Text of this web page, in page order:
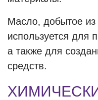
Масло, добытое из
используется для
а также для
средств.